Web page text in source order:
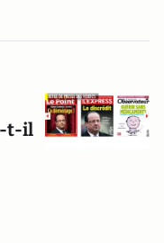
t-il